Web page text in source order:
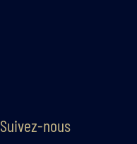
Suivez-nous